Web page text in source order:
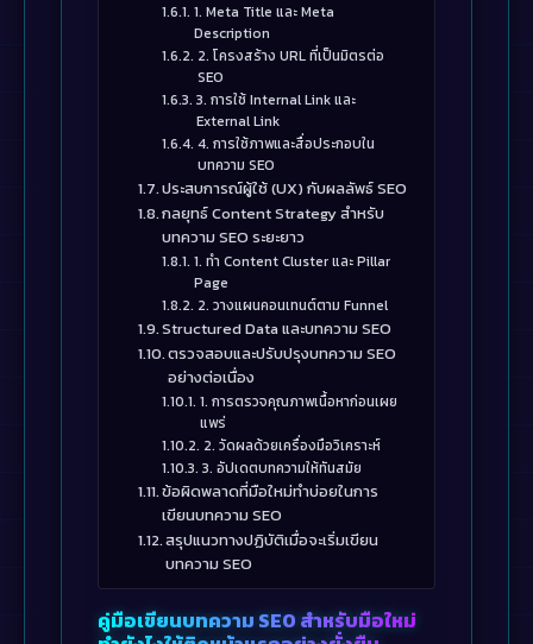
1. Meta Title และ Meta
Description
2. โครงสร้าง URL ที่เป็นมิตรต่อ
SEO
3. การใช้ Internal Link และ
External Link
4. การใช้ภาพและสื่อประกอบใน
บทความ SEO
ประสบการณ์ผู้ใช้ (UX) กับผลลัพธ์ SEO
กลยุทธ์ Content Strategy สำหรับ
บทความ SEO ระยะยาว
1. ทำ Content Cluster และ Pillar
Page
2. วางแผนคอนเทนต์ตาม Funnel
Structured Data และบทความ SEO
ตรวจสอบและปรับปรุงบทความ SEO
อย่างต่อเนื่อง
1. การตรวจคุณภาพเนื้อหาก่อนเผย
แพร่
2. วัดผลด้วยเครื่องมือวิเคราะห์
3. อัปเดตบทความให้ทันสมัย
ข้อผิดพลาดที่มือใหม่ทำบ่อยในการ
เขียนบทความ SEO
สรุปแนวทางปฏิบัติเมื่อจะเริ่มเขียน
บทความ SEO
คู่มือเขียนบทความ SEO สำหรับมือใหม่